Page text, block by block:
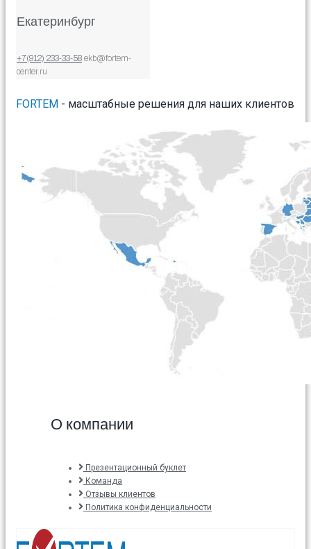
Екатеринбург
+7(912) 233-33-58 ekb@fortem-
center.ru
FORTEM - масштабные решения для наших клиентов
О компании
Презентационный буклет
Команда
Отзывы клиентов
Политика конфиденциальности